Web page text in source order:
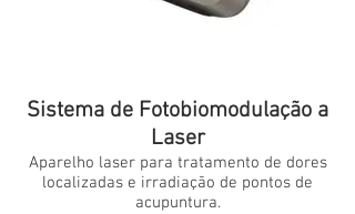
Sistema de Fotobiomodulação a
Laser
Aparelho laser para tratamento de dores
localizadas e irradiação de pontos de
acupuntura.